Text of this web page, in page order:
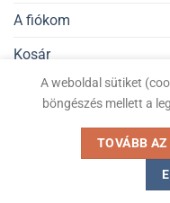
A fiókom
Kosár
Általános Szerződési
Kiskertigep.hu
A weboldal sütiket
böngészés mellett a
TOVÁBB